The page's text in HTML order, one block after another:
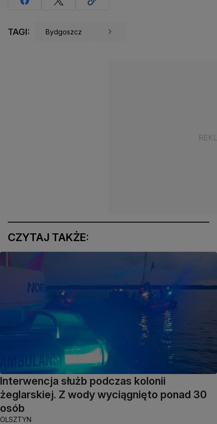
TAGI: Bydgoszcz
CZYTAJ TAKŻE:
Interwencja służb podczas kolonii
żeglarskiej. Z wody wyciągnięto ponad 30
osób
OLSZTYN